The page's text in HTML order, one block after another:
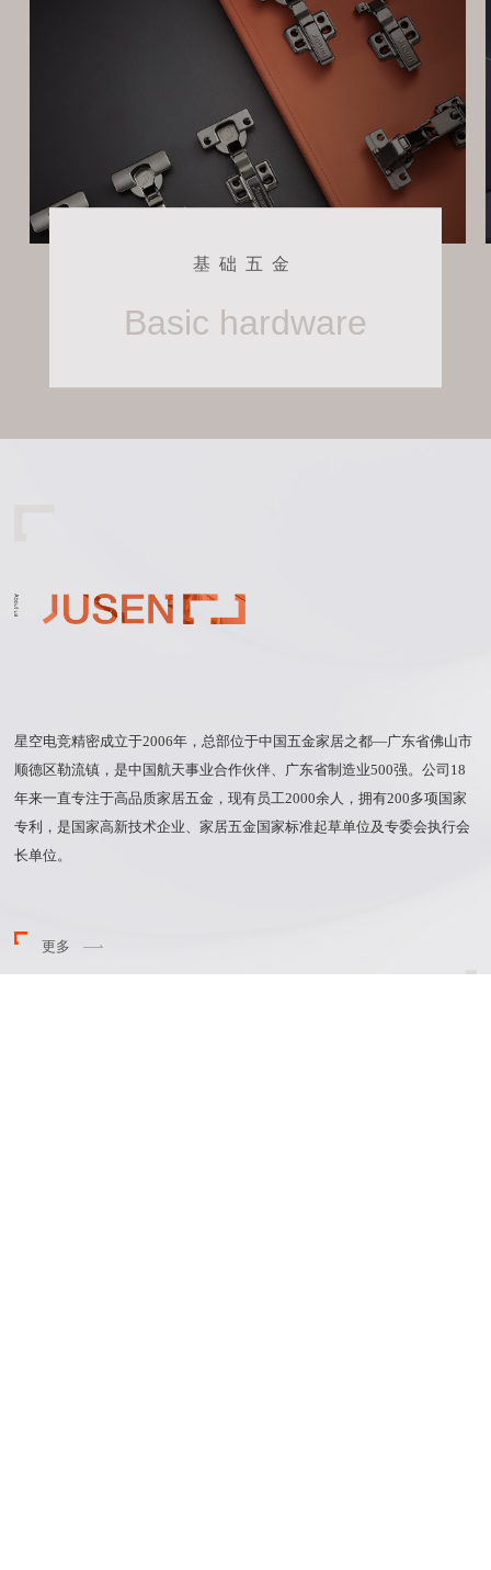
基础五金
Basic hardware
星空电竞精密成立于2006年，总部位于中国五金家居之都—广东省佛山市
顺德区勒流镇，是中国航天事业合作伙伴、广东省制造业500强。公司18
年来一直专注于高品质家居五金，现有员工2000余人，拥有200多项国家
专利，是国家高新技术企业、家居五金国家标准起草单位及专委会执行会
长单位。
更多